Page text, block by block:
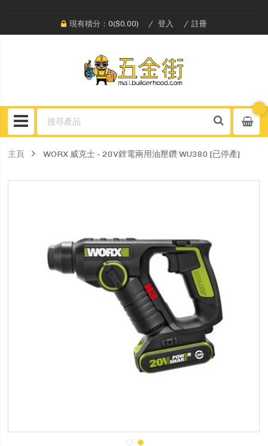
現有積分：0($0.00) 登入 註冊
主頁 WORX 威克士 - 20V鋰電兩用油壓鑽 WU380 [已停產]